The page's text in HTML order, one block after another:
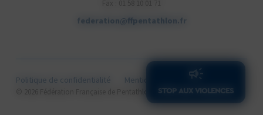
STOP AUX VIOLENCES
federation@ffpentathlon.fr
Politique de confidentialité Mentions légales Cookies
© 2026 Fédération Française de Pentathlon Moderne .Cithea.com